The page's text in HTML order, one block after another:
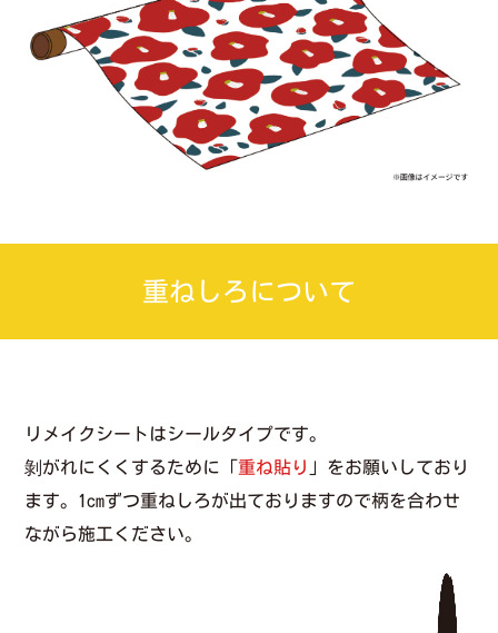
重ねしろについて
リメイクシートはシールタイプです。
剝がれにくくするために「重ね貼り 」をお願いしており
ます。1cmずつ重ねしろが出ておりますので柄を合わせ
ながら施工ください。